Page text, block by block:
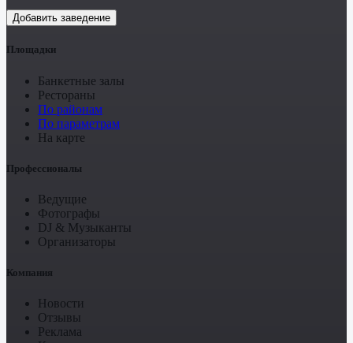
Добавить заведение
Площадки
Банкетные залы
Рестораны
По районам
По параметрам
На карте
Профессионалы
Ведущие
Фотографы
DJ & Музыканты
Организаторы
Компания
Новости
Отзывы
Реклама